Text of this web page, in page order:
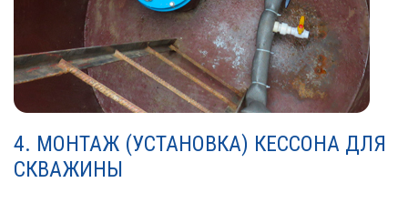
4. МОНТАЖ (УСТАНОВКА) КЕССОНА ДЛЯ
СКВАЖИНЫ